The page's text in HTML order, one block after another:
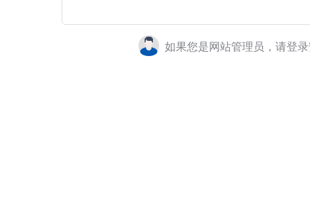
如果您是网站管理员，请登